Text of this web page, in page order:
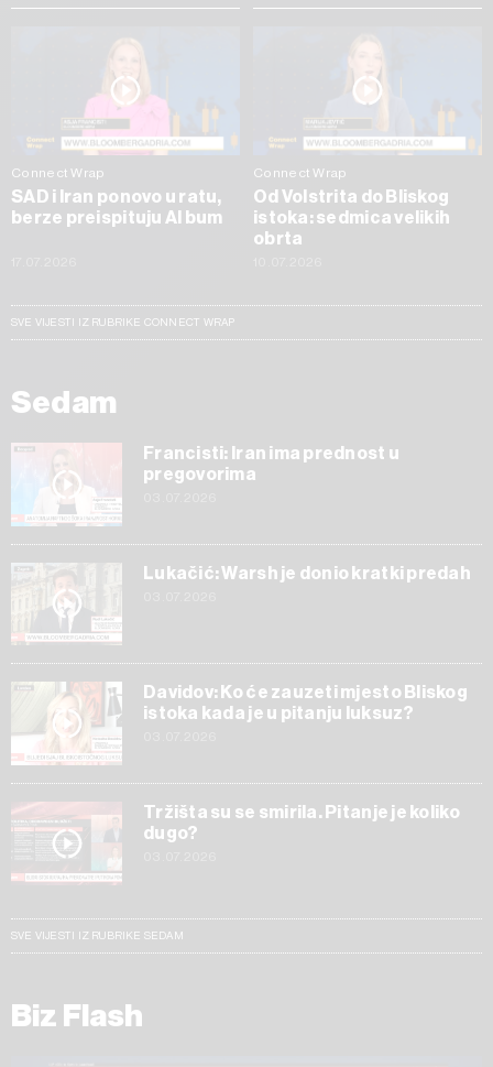
Connect Wrap
SAD i Iran ponovo u ratu,
berze preispituju AI bum
Connect Wrap
Od Volstrita do Bliskog
istoka: sedmica velikih
obrta
SVE VIJESTI IZ RUBRIKE CONNECT WRAP
Sedam
Francisti: Iran ima prednost u
pregovorima
Lukačić: Warsh je donio kratki predah
Davidov: Ko će zauzeti mjesto Bliskog
istoka kada je u pitanju luksuz?
Tržišta su se smirila. Pitanje je koliko
dugo?
SVE VIJESTI IZ RUBRIKE SEDAM
Biz Flash